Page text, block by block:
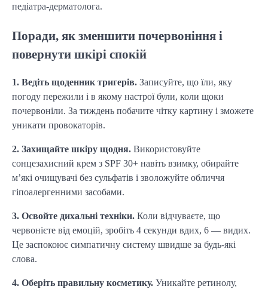
педіатра-дерматолога.
Поради, як зменшити почервоніння і
повернути шкірі спокій
1. Ведіть щоденник тригерів. Записуйте, що їли, яку
погоду пережили і в якому настрої були, коли щоки
почервоніли. За тиждень побачите чітку картину і зможете
уникати провокаторів.
2. Захищайте шкіру щодня. Використовуйте
сонцезахисний крем з SPF 30+ навіть взимку, обирайте
м’які очищувачі без сульфатів і зволожуйте обличчя
гіпоалергенними засобами.
3. Освойте дихальні техніки. Коли відчуваєте, що
червонієте від емоцій, зробіть 4 секунди вдих, 6 — видих.
Це заспокоює симпатичну систему швидше за будь-які
слова.
4. Оберіть правильну косметику. Уникайте ретинолу,